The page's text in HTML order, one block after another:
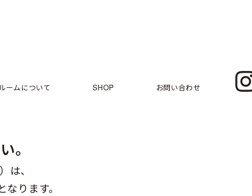
ームについて SHOP お問い合わせ
。
は、
ります。